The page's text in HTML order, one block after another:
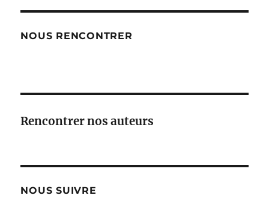
NOUS RENCONTRER
Rencontrer nos auteurs
NOUS SUIVRE